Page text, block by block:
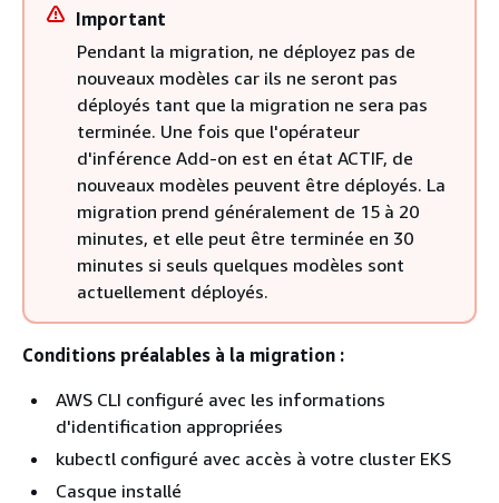
Important
Pendant la migration, ne déployez pas de
nouveaux modèles car ils ne seront pas
déployés tant que la migration ne sera pas
terminée. Une fois que l'opérateur
d'inférence Add-on est en état ACTIF, de
nouveaux modèles peuvent être déployés. La
migration prend généralement de 15 à 20
minutes, et elle peut être terminée en 30
minutes si seuls quelques modèles sont
actuellement déployés.
Conditions préalables à la migration :
AWS CLI configuré avec les informations
d'identification appropriées
kubectl configuré avec accès à votre cluster EKS
Casque installé